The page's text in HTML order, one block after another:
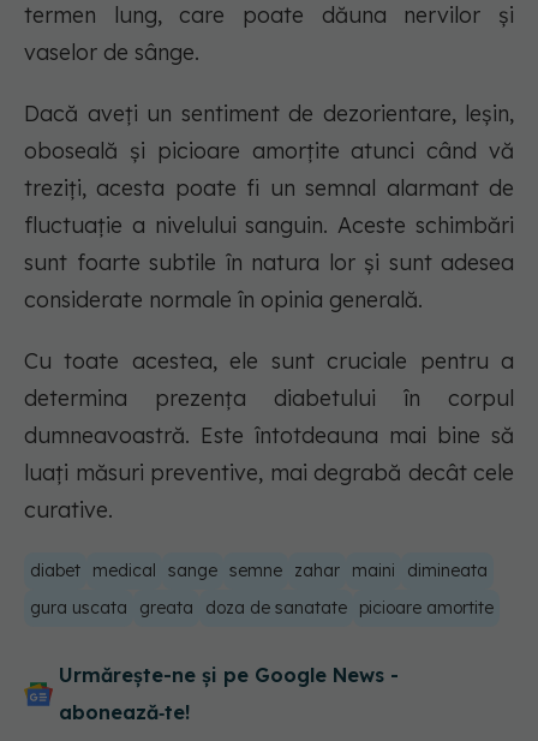
termen lung, care poate dăuna nervilor și
vaselor de sânge.
Dacă aveți un sentiment de dezorientare, leșin,
oboseală și picioare amorțite atunci când vă
treziți, acesta poate fi un semnal alarmant de
fluctuație a nivelului sanguin. Aceste schimbări
sunt foarte subtile în natura lor și sunt adesea
considerate normale în opinia generală.
Cu toate acestea, ele sunt cruciale pentru a
determina prezența diabetului în corpul
dumneavoastră. Este întotdeauna mai bine să
luați măsuri preventive, mai degrabă decât cele
curative.
diabet medical sange semne zahar maini
dimineata
gura uscata
greata doza de sanatate picioare amortite
Urmărește-ne și pe Google News -
abonează‑te!